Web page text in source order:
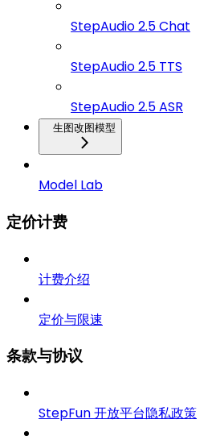
StepAudio 2.5 Chat
StepAudio 2.5 TTS
StepAudio 2.5 ASR
生图改图模型
Model Lab
定价计费
计费介绍
定价与限速
条款与协议
StepFun 开放平台隐私政策